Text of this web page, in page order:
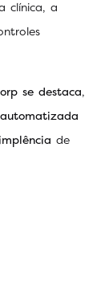
clínica, a
se destaca,
de